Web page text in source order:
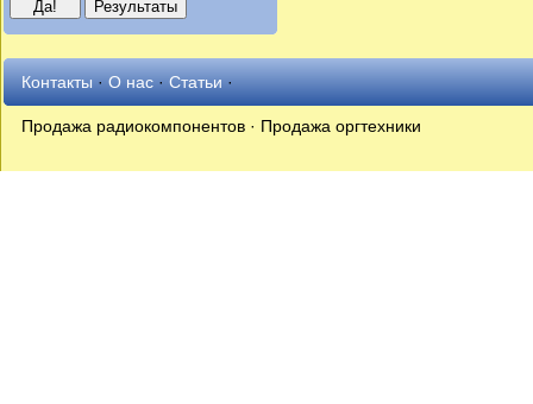
Контакты·О нас·Статьи·
Продажа радиокомпонентов · Продажа оргтехники